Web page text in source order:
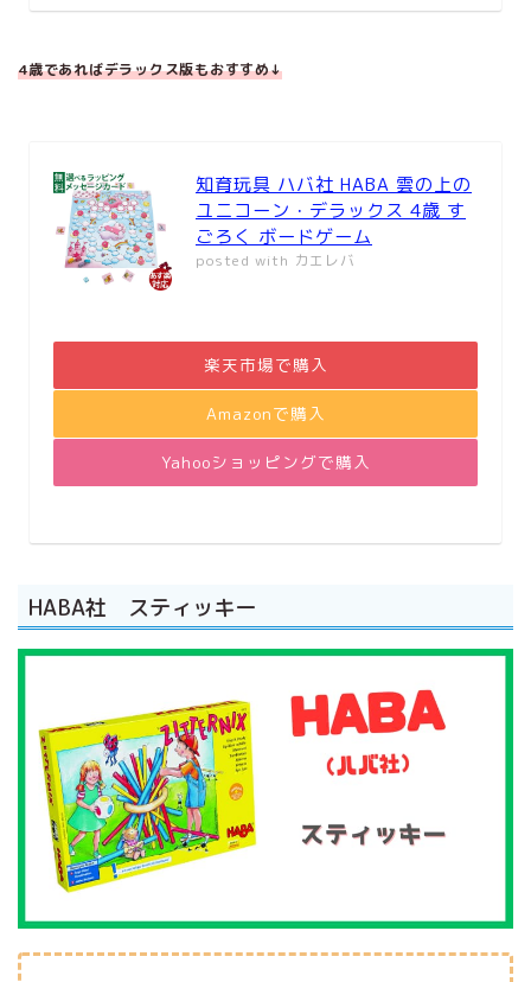
4歳であればデラックス版もおすすめ↓
知育玩具 ハバ社 HABA 雲の上の
ユニコーン・デラックス 4歳 す
ごろく ボードゲーム
posted with カエレバ
楽天市場で購入
Amazonで購入
Yahooショッピングで購入
HABA社 スティッキー